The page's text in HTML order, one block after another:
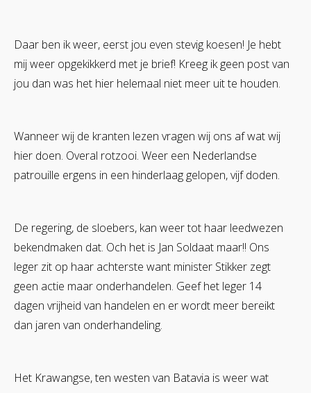
Daar ben ik weer, eerst jou even stevig koesen! Je hebt
mij weer opgekikkerd met je brief! Kreeg ik geen post van
jou dan was het hier helemaal niet meer uit te houden.
Wanneer wij de kranten lezen vragen wij ons af wat wij
hier doen. Overal rotzooi. Weer een Nederlandse
patrouille ergens in een hinderlaag gelopen, vijf doden.
De regering, de sloebers, kan weer tot haar leedwezen
bekendmaken dat. Och het is Jan Soldaat maar!! Ons
leger zit op haar achterste want minister Stikker zegt
geen actie maar onderhandelen. Geef het leger 14
dagen vrijheid van handelen en er wordt meer bereikt
dan jaren van onderhandeling.
Het Krawangse, ten westen van Batavia is weer wat